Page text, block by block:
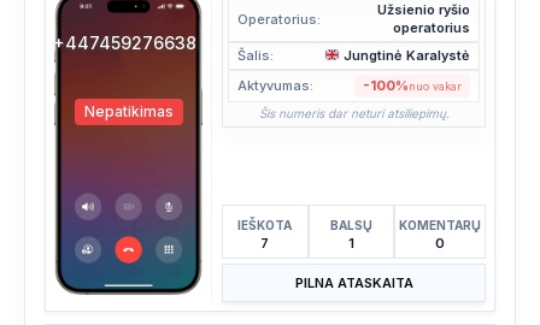
+447459276638
Nepatikimas
Operatorius:
Užsienio ryšio
operatorius
Šalis:
Jungtinė Karalystė
Aktyvumas:
-100%nuo vakar
Šis numeris dar neturi atsiliepimų.
IEŠKOTA
7
BALSŲ
1
KOMENTARŲ
0
PILNA ATASKAITA